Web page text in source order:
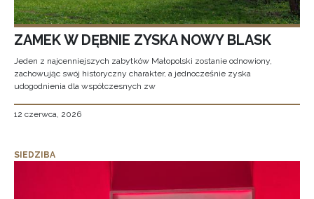
ZAMEK W DĘBNIE ZYSKA NOWY BLASK
Jeden z najcenniejszych zabytków Małopolski zostanie odnowiony,
zachowując swój historyczny charakter, a jednocześnie zyska
udogodnienia dla współczesnych zw
12 czerwca, 2026
SIEDZIBA